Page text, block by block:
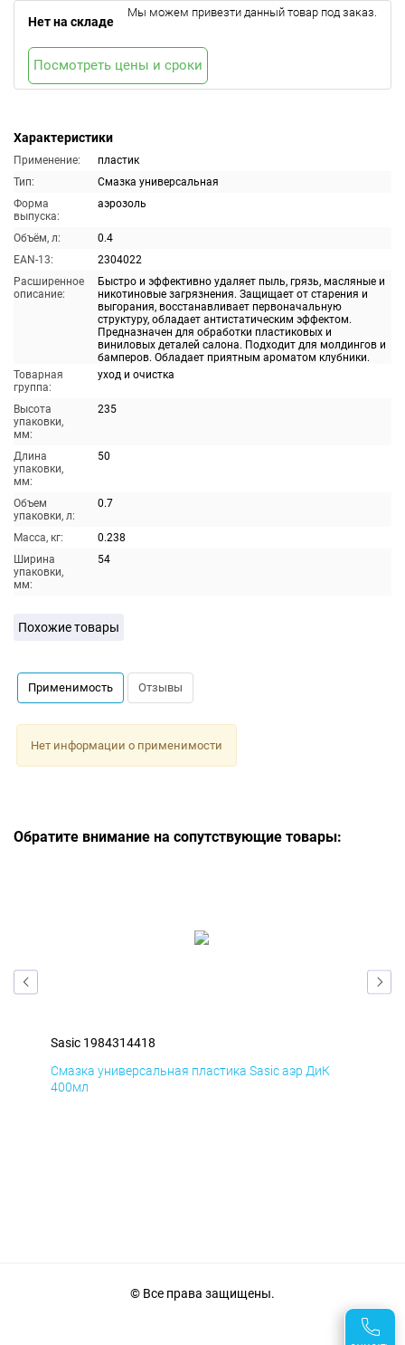
Характеристики
Применение:
пластик
Тип:
Смазка универсальная
Форма
выпуска:
аэрозоль
Объём, л:
0.4
EAN-13:
2304022
Расширенное
описание:
Быстро и эффективно удаляет пыль, грязь, масляные и
никотиновые загрязнения. Защищает от старения и
выгорания, восстанавливает первоначальную
структуру, обладает антистатическим эффектом.
Предназначен для обработки пластиковых и
виниловых деталей салона. Подходит для молдингов и
бамперов. Обладает приятным ароматом клубники.
Товарная
группа:
уход и очистка
Высота
упаковки,
мм:
235
Длина
упаковки,
мм:
50
Объем
упаковки, л:
0.7
Масса, кг:
0.238
Ширина
упаковки,
мм:
54
Нет на складе
Мы можем привезти данный товар под заказ.
Посмотреть цены и сроки
Похожие товары
Применимость Отзывы
Нет информации о применимости
Обратите внимание на сопутствующие товары:
Sasic 1984314418
Смазка универсальная пластика Sasic аэр ДиК
400мл
© Все права защищены.